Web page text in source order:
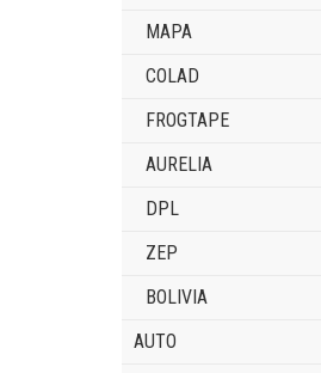
MAPA
COLAD
FROGTAPE
AURELIA
DPL
ZEP
BOLIVIA
AUTO